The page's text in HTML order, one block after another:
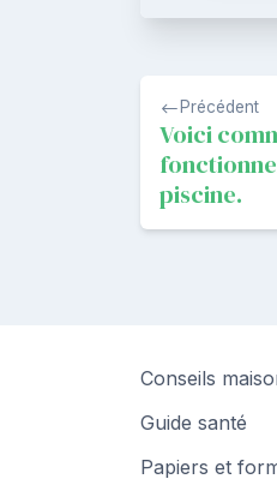
Navigation
de
l’article
Précédent
Voici
piscine.
Conseils
Guide santé
Papiers et